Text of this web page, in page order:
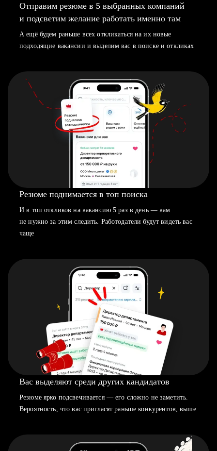
Отправим резюме в 5 выбранных компаний
и подсветим желание работать именно там
А ещё будем раньше всех откликаться на их новые
подходящие вакансии и выделим вас в поиске и откликах
Резюме поднимается в топ поиска
И в топ откликов на вакансию 5 раз в день — вам
не нужно за этим следить. Работодатели будут видеть вас
чаще
Вас выделяют среди других кандидатов
Резюме ярко подсвечивается — его сложно не заметить.
Вероятность, что вас пригласят раньше конкурентов, выше